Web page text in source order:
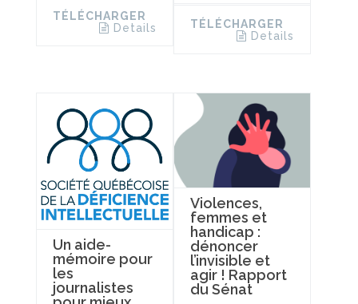
TÉLÉCHARGER
Details
TÉLÉCHARGER
Details
Un aide-
mémoire pour
les
journalistes
Violences,
femmes et
handicap :
dénoncer
l’invisible et
agir ! Rapport
du Sénat